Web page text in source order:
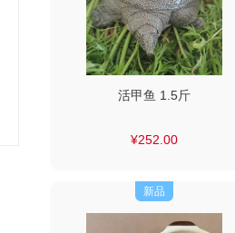
活甲鱼 1.5斤
¥252.00
新品